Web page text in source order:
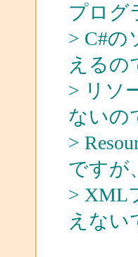
プログ
> C#の
えるの
> リソ
ないの
>
ですが、
> XML
えな